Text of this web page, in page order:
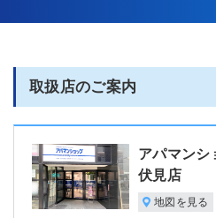
取扱店のご案内
アパマンシ
伏見店
地図を見る